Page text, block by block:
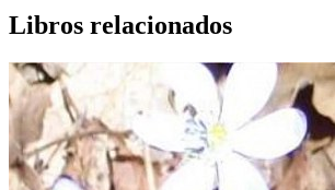
Libros relacionados